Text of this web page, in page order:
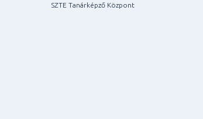
SZTE Tanárképző Központ